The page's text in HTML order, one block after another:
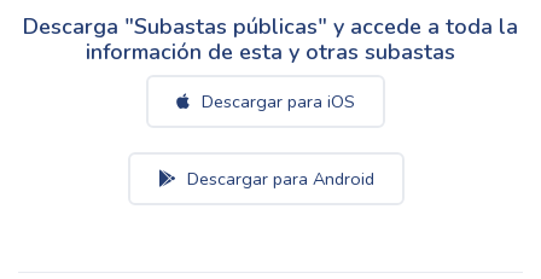
Descarga "Subastas públicas" y accede a toda la
información de esta y otras subastas
Descargar para iOS
Descargar para Android